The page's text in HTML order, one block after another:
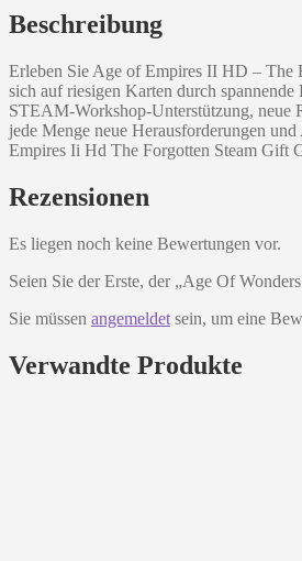
Beschreibung
Erleben Sie Age of Empires II HD – The
sich auf riesigen Karten durch
STEAM-Workshop-Unterstützung, neue
jede Menge neue Herausforderungen
Empires Ii Hd The Forgotten Steam Gift
Rezensionen
Es liegen noch keine Bewertungen vor.
Seien Sie der Erste, der „Age Of
Sie müssen angemeldet sein, um eine
Verwandte Produkte